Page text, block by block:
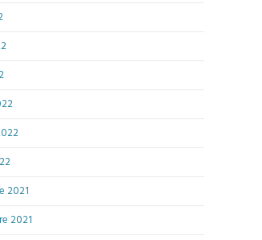
2021
2021